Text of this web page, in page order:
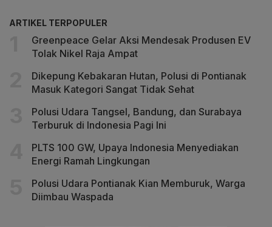
ARTIKEL TERPOPULER
Greenpeace Gelar Aksi Mendesak Produsen EV
Tolak Nikel Raja Ampat
Dikepung Kebakaran Hutan, Polusi di Pontianak
Masuk Kategori Sangat Tidak Sehat
Polusi Udara Tangsel, Bandung, dan Surabaya
Terburuk di Indonesia Pagi Ini
PLTS 100 GW, Upaya Indonesia Menyediakan
Energi Ramah Lingkungan
Polusi Udara Pontianak Kian Memburuk, Warga
Diimbau Waspada